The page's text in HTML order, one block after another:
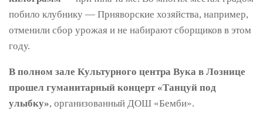
побило клубнику — Прняворские хозяйства, например,
отменили сбор урожая и не набирают сборщиков в этом
году.
В полном зале Культурного центра Вука в Лознице
прошел гуманитарный концерт «Танцуй под
улыбку», организованный ДОШ «Бемби».